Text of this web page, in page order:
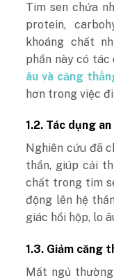
Tim sen chứa
protein,
khoáng chất
phần này có tác
âu và căng
hơn trong việc
1.2. Tác dụng
Nghiên cứu đã
thần, giúp cải
chất trong tim
động lên hệ
giác hồi hộp, lo
1.3. Giảm căng
Mất ngủ